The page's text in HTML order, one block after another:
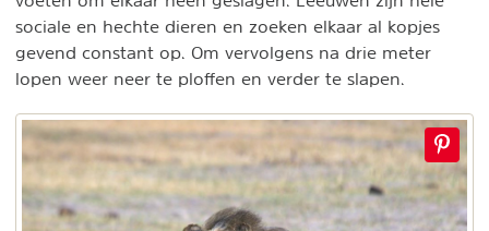
sociale en hechte dieren en zoeken elkaar al kopjes
gevend constant op. Om vervolgens na drie meter
lopen weer neer te ploffen en verder te slapen.